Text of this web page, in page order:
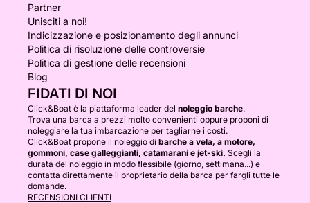
Partner
Unisciti a noi!
Indicizzazione e posizionamento degli annunci
Politica di risoluzione delle controversie
Politica di gestione delle recensioni
Blog
FIDATI DI NOI
Click&Boat è la piattaforma leader del noleggio barche.
Trova una barca a prezzi molto convenienti oppure proponi di
noleggiare la tua imbarcazione per tagliarne i costi.
Click&Boat propone il noleggio di barche a vela, a motore,
gommoni, case galleggianti, catamarani e jet-ski. Scegli la
durata del noleggio in modo flessibile (giorno, settimana...) e
contatta direttamente il proprietario della barca per fargli tutte le
domande.
RECENSIONI CLIENTI